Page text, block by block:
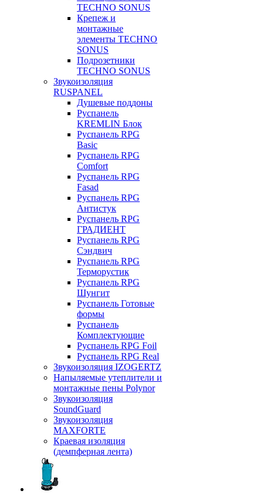
TECHNO SONUS
Крепеж и
монтажные
элементы TECHNO
SONUS
Подрозетники
TECHNO SONUS
Звукоизоляция
RUSPANEL
Душевые поддоны
Руспанель
KREMLIN Блок
Руспанель RPG
Basic
Руспанель RPG
Comfort
Руспанель RPG
Fasad
Руспанель RPG
Антистук
Руспанель RPG
ГРАДИЕНТ
Руспанель RPG
Сэндвич
Руспанель RPG
Терморустик
Руспанель RPG
Шунгит
Руспанель Готовые
формы
Руспанель
Комплектующие
Руспанель RPG Foil
Руспанель RPG Real
Звукоизоляция IZOGERTZ
Напыляемые утеплители и
монтажные пены Polynor
Звукоизоляция
SoundGuard
Звукоизоляция
MAXFORTE
Краевая изоляция
(демпферная лента)